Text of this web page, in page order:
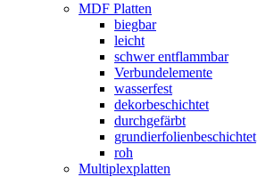
MDF Platten
biegbar
leicht
schwer entflammbar
Verbundelemente
wasserfest
dekorbeschichtet
durchgefärbt
grundierfolienbeschichtet
roh
Multiplexplatten